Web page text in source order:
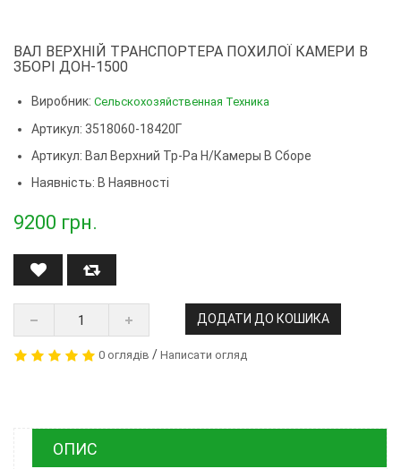
ВАЛ ВЕРХНІЙ ТРАНСПОРТЕРА ПОХИЛОЇ КАМЕРИ В
ЗБОРІ ДОН-1500
Виробник: Сельскохозяйственная Техника
Артикул: 3518060-18420Г
Артикул: Вал Верхний Тр-Ра Н/камеры В Сборе
Наявність: В Наявності
9200 грн.
ДОДАТИ ДО КОШИКА
0 оглядів / Написати огляд
ОПИС